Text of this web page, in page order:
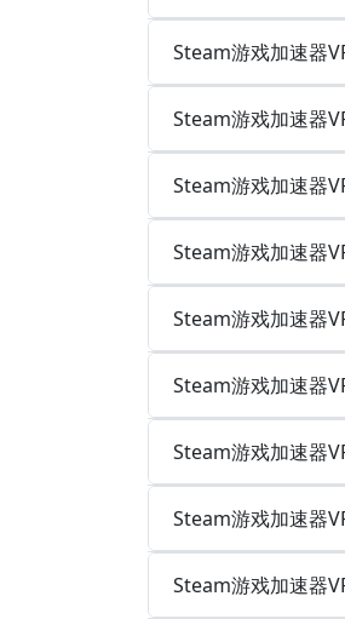
Steam游戏加速器
Steam游戏加速器
Steam游戏加速器
Steam游戏加速器
Steam游戏加速器
Steam游戏加速器
Steam游戏加速器
Steam游戏加速器
Steam游戏加速器